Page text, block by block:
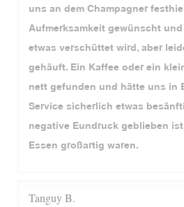
uns an dem Champagner
Aufmerksamkeit gewünscht
etwas verschüttet wird, aber
gehäuft. Ein Kaffee oder ein
nett gefunden und hätte uns in
Service sicherlich etwas
negative Eundruck geblieben
Essen großartig waren.
TanguyB